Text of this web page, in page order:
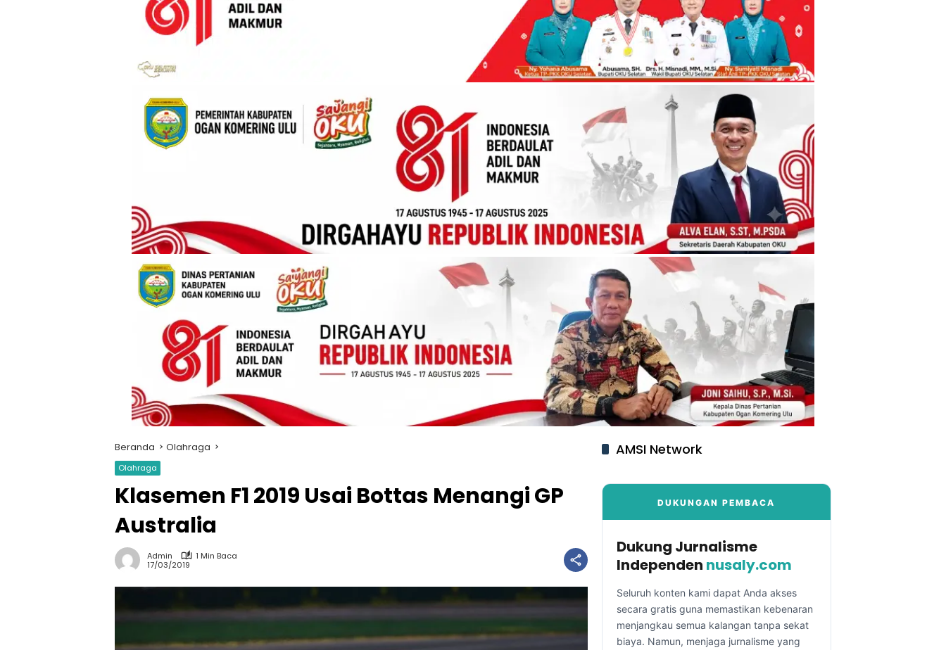
Beranda Olahraga
Olahraga
Klasemen F1 2019 Usai Bottas Menangi GP
Australia
Admin
1 Min Baca
17/03/2019
AMSI Network
DUKUNGAN PEMBACA
Dukung Jurnalisme
Independen nusaly.com
Seluruh konten kami dapat Anda akses
secara gratis guna memastikan kebenaran
menjangkau semua kalangan tanpa sekat
biaya. Namun, menjaga jurnalisme yang